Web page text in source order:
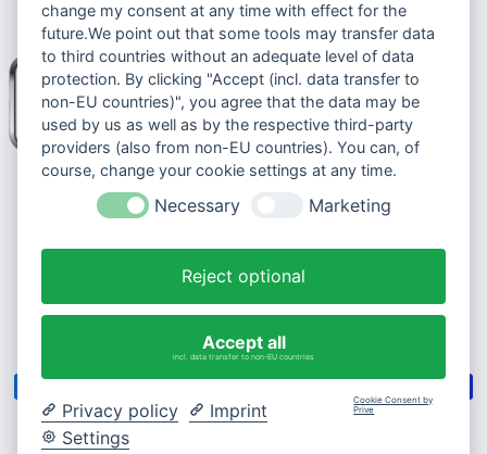
Cookie-Einstellungen ändern
change my consent at any time with effect for the
future.We point out that some tools may transfer data
to third countries without an adequate level of data
protection. By clicking "Accept (incl. data transfer to
non-EU countries)", you agree that the data may be
used by us as well as by the respective third-party
providers (also from non-EU countries). You can, of
course, change your cookie settings at any time.
Necessary Marketing
Reject optional
Accept all
incl. data transfer to non-EU countries
Privacy policy
Imprint
Settings
Cookie Consent by
Prive